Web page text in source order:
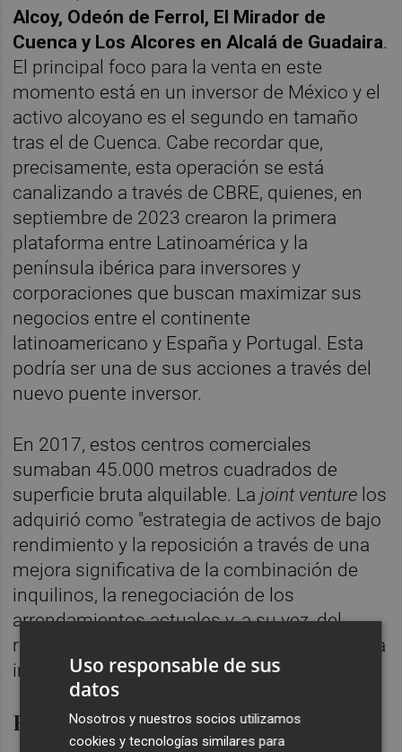
Alcoy, Odeón de Ferrol, El Mirador de
Cuenca y Los Alcores en Alcalá de Guadaira.
El principal foco para la venta en este
momento está en un inversor de México y el
activo alcoyano es el segundo en tamaño
tras el de Cuenca. Cabe recordar que,
precisamente, esta operación se está
canalizando a través de CBRE, quienes, en
septiembre de 2023 crearon la primera
plataforma entre Latinoamérica y la
península ibérica para inversores y
corporaciones que buscan maximizar sus
negocios entre el continente
latinoamericano y España y Portugal. Esta
podría ser una de sus acciones a través del
nuevo puente inversor.
En 2017, estos centros comerciales
sumaban 45.000 metros cuadrados de
superficie bruta alquilable. Lajoint venture los
adquirió como "estrategia de activos de bajo
rendimiento y la reposición a través de una
mejora significativa de la combinación de
inquilinos, la renegociación de los
arrendamientos actuales y, a su vez, del
resultado operativo neto, respaldado por una
importante inversión de capital.
El centro comercial alcoyano
Uso responsable de sus
datos
Nosotros y nuestros socios utilizamos
cookies y tecnologías similares para